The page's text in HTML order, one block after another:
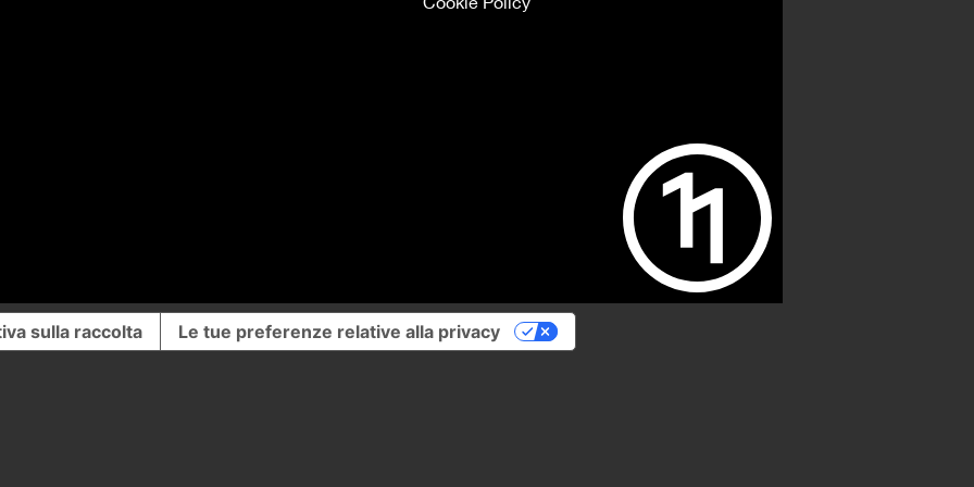
sulla raccolta Le tue preferenze relative alla privacy